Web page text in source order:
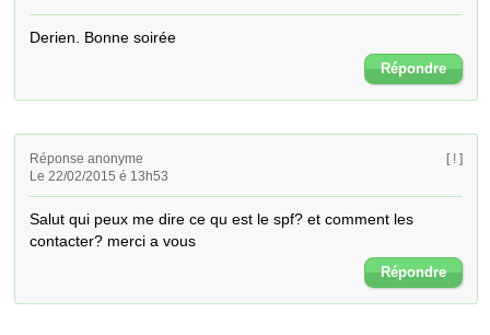
Derien. Bonne soirée
Répondre
Réponse anonyme
Le 22/02/2015 é 13h53
[ ! ]
Salut qui peux me dire ce qu est le spf? et comment les
contacter? merci a vous
Répondre